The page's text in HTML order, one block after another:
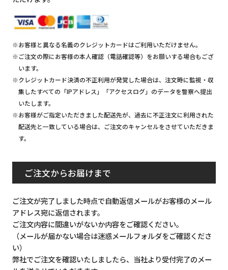
※お客様と異なる名義のクレジットカードはご利用いただけません。
※ご注文の際にお客様の本人確認（電話確認等）をお願いする場合もござ
います。
※クレジットカード決済の不正利用が発覚した場合は、注文時に監視・収
集したすべての「IPアドレス」「アクセスログ」のデータを警察へ提出
いたします。
※お客様がご指定いただきました配送先が、過去に不正注文に利用された
配送先と一致している場合は、ご注文のキャンセルをさせていただきま
す。
ご注文からお届けまで
ご注文が完了しました時点で自動返信メールがお客様のメール
アドレス宛に返信されます。
ご注文内容に間違いがないか内容をご確認ください。
（メールが届かない場合は迷惑メールフォルダをご確認くださ
い）
弊社でご注文を確認いたしましたら、当社より受付完了のメー